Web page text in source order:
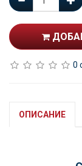
0
ОПИСАНИЕ